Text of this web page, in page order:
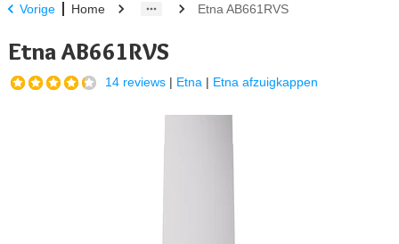
Vorige Home Etna AB661RVS
Etna AB661RVS
14 reviews | Etna | Etna afzuigkappen